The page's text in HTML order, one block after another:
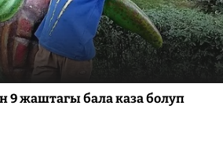
9 жаштагы бала каза болуп